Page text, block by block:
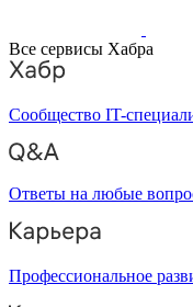
Все сервисы Хабра
Сообщество IT-
Ответы на любые
Профессиональное